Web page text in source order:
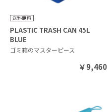
PLASTIC TRASH CAN 45L
BLUE
ゴミ箱のマスターピース
￥9,460